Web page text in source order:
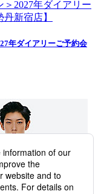
年ダイアリーご予約会